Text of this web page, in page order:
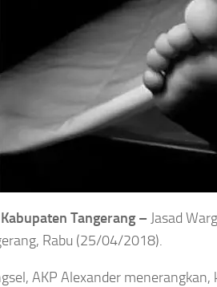
Kabupaten Tangerang – Jasad
Rabu (25/04/2018).
AKP Alexander